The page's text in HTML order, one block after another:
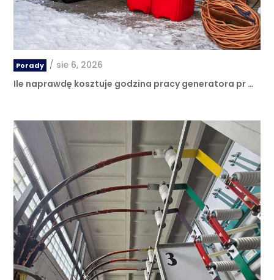
Porady / sie 6, 2026
Ile naprawdę kosztuje godzina pracy generatora pr …